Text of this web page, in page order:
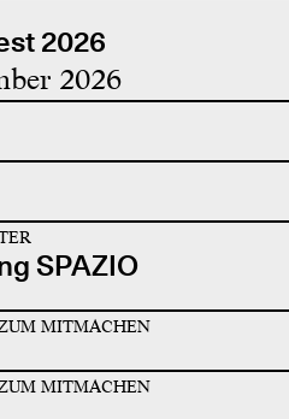
2026
2026
SPAZIO
MITMACHEN
MITMACHEN